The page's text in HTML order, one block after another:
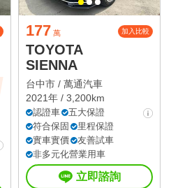
177 萬 加入比較
TOYOTA
SIENNA
台中市 / 萬通汽車
2021年 / 3,200km
認證車
五大保證
符合保固
里程保證
實車實價
友善試車
非多元化營業用車
立即諮詢